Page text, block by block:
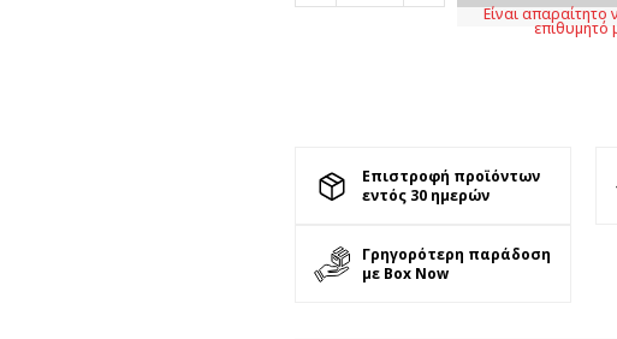
Είναι απαραίτητο
επιθυμητό
Επιστροφή προϊόντων
εντός 30 ημερών
Γρηγορότερη παράδοση
με Box Now